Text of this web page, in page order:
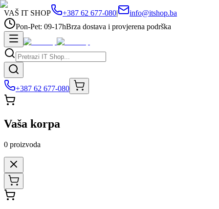
VAŠ IT SHOP +387 62 677-080|
info@itshop.ba
Pon-Pet: 09-17hBrza dostava i provjerena podrška
+387 62 677-080
Vaša korpa
0 proizvoda